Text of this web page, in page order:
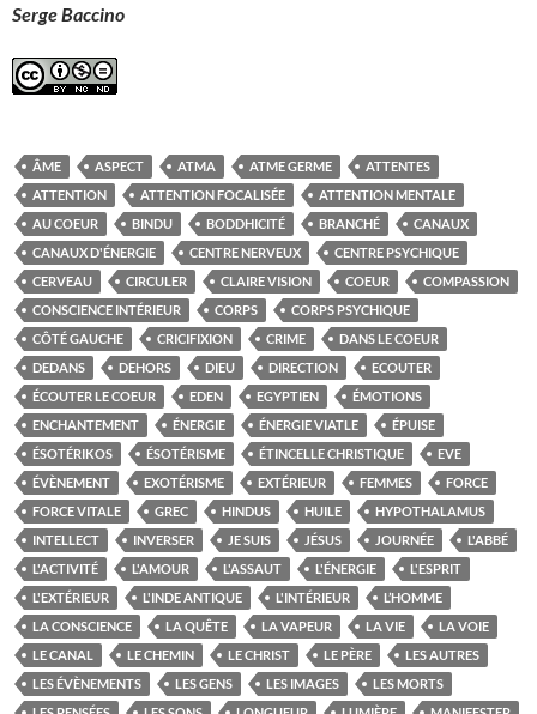
Serge Baccino
ÂME ASPECT ATMA ATME GERME
ATTENTES
ATTENTION
ATTENTION FOCALISÉE
ATTENTION MENTALE
AU COEUR
BINDU BODDHICITÉ BRANCHÉ
CANAUX
CANAUX D'ÉNERGIE
CENTRE NERVEUX
CENTRE PSYCHIQUE
CERVEAU
CIRCULER CLAIRE VISION COEUR
COMPASSION
CONSCIENCE INTÉRIEUR
CORPS
CORPS PSYCHIQUE
CÔTÉ GAUCHE
CRICIFIXION CRIME
DANS LE COEUR
DEDANS
DEHORS DIEU DIRECTION
ECOUTER
ÉCOUTER LE COEUR
EDEN EGYPTIEN
ÉMOTIONS
ENCHANTEMENT
ÉNERGIE ÉNERGIE VIATLE
ÉPUISE
ÉSOTÉRIKOS
ÉSOTÉRISME ÉTINCELLE CHRISTIQUE
EVE
ÉVÈNEMENT
EXOTÉRISME EXTÉRIEUR FEMMES
FORCE
FORCE VITALE
GREC HINDUS HUILE
HYPOTHALAMUS
INTELLECT
INVERSER JE SUIS JÉSUS JOURNÉE
L'ABBÉ
L'ACTIVITÉ
L'AMOUR L'ASSAUT L'ÉNERGIE
L'ESPRIT
L'EXTÉRIEUR
L'INDE ANTIQUE L'INTÉRIEUR
L’HOMME
LA CONSCIENCE
LA QUÊTE LA VAPEUR LA VIE
LA VOIE
LE CANAL
LE CHEMIN LE CHRIST LE PÈRE
LES AUTRES
LES ÉVÈNEMENTS
LES GENS LES IMAGES
LES MORTS